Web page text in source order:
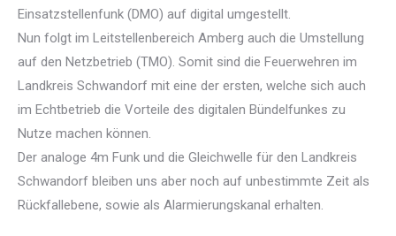
Einsatzstellenfunk (DMO) auf digital umgestellt.
Nun folgt im Leitstellenbereich Amberg auch die Umstellung
auf den Netzbetrieb (TMO). Somit sind die Feuerwehren im
Landkreis Schwandorf mit eine der ersten, welche sich auch
im Echtbetrieb die Vorteile des digitalen Bündelfunkes zu
Nutze machen können.
Der analoge 4m Funk und die Gleichwelle für den Landkreis
Schwandorf bleiben uns aber noch auf unbestimmte Zeit als
Rückfallebene, sowie als Alarmierungskanal erhalten.